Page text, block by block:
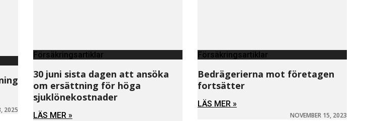
2025
Försäkringsartiklar
30 juni sista dagen att ansöka
om ersättning för höga
sjuklönekostnader
LÄS MER »
Försäkringsartiklar
Bedrägerierna mot företagen
fortsätter
LÄS MER »
NOVEMBER 15, 2023